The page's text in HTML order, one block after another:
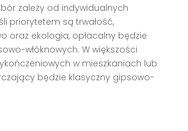
zależy od indywidualnych
priorytetem są trwałość,
oraz ekologia, opłacalny będzie
włóknowych. W większości
w mieszkaniach lub
będzie klasyczny gipsowo-